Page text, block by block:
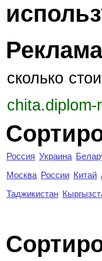
Реклама
сколько
chita.diplom-
Россия Украина
Москва России Китай
Таджикистан